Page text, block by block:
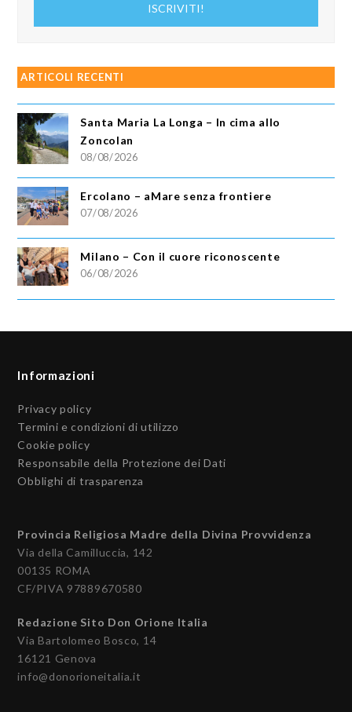
ISCRIVITI!
ARTICOLI RECENTI
Santa Maria La Longa – In cima allo
Zoncolan
08/08/2026
Ercolano – aMare senza frontiere
07/08/2026
Milano – Con il cuore riconoscente
06/08/2026
Informazioni
Privacy policy
Termini e condizioni di utilizzo
Cookie policy
Responsabile della Protezione dei Dati
Obblighi di trasparenza
Provincia Religiosa Madre della Divina Provvidenza
Via della Camilluccia, 142
00135 ROMA
CF/PIVA 97889670580
Redazione Sito Don Orione Italia
Via Bartolomeo Bosco, 14
16121 Genova
info@donorioneitalia.it